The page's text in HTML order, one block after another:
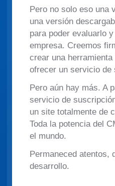
Pero no solo eso una
una versión
para poder evaluarlo
empresa. Creemos
crear una
ofrecer un servicio de
Pero aún hay más. A
servicio de
un site totalmente de
Toda la potencia del
el mundo.
Permaneced atentos,
desarrollo.